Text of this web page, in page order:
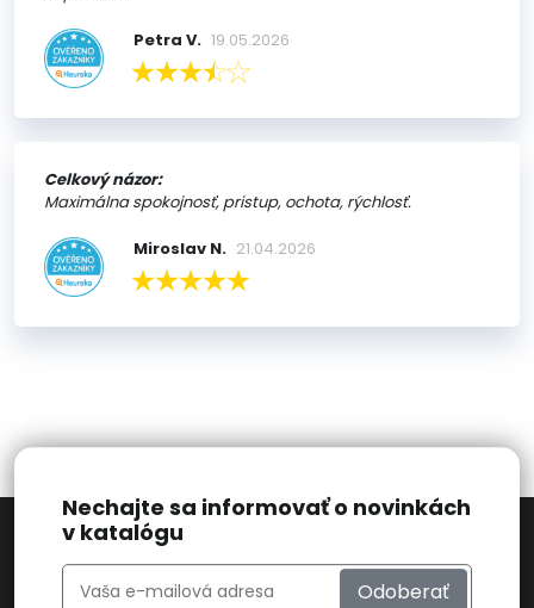
Petra V. 19.05.2026
Celkový názor:
Maximálna spokojnosť, pristup, ochota, rýchlosť.
Miroslav N. 21.04.2026
Nechajte sa informovať o novinkách
v katalógu
Odoberať